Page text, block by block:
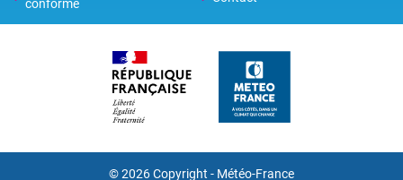
conforme
© 2026 Copyright - Météo-France